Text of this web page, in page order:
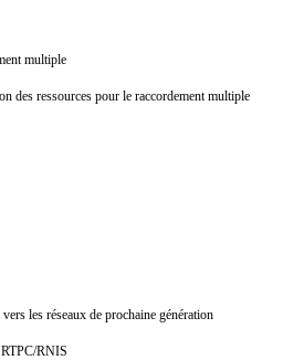
multiple
des ressources pour le raccordement multiple
les réseaux de prochaine génération
RNIS